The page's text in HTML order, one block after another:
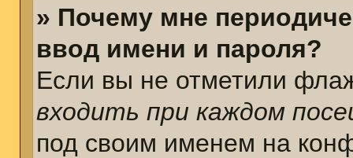
» Почему мне
ввод имени и пароля?
Если вы не отметили
входить при каждом
под своим именем на